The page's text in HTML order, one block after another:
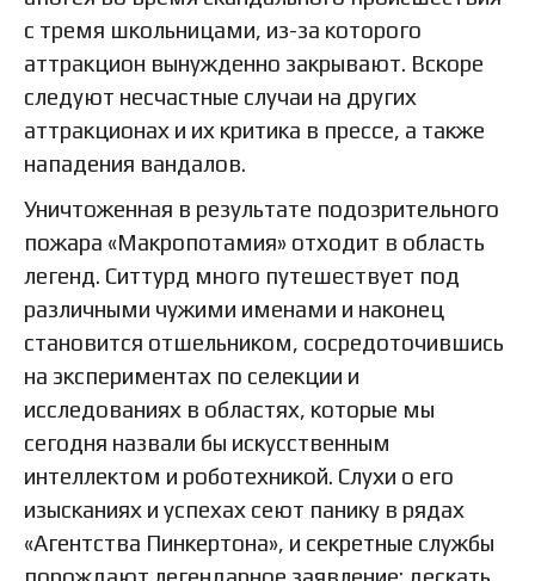
с тремя школьницами, из-за которого
аттракцион вынужденно закрывают. Вскоре
следуют несчастные случаи на других
аттракционах и их критика в прессе, а также
нападения вандалов.
Уничтоженная в результате подозрительного
пожара «Макропотамия» отходит в область
легенд. Ситтурд много путешествует под
различными чужими именами и наконец
становится отшельником, сосредоточившись
на экспериментах по селекции и
исследованиях в областях, которые мы
сегодня назвали бы искусственным
интеллектом и роботехникой. Слухи о его
изысканиях и успехах сеют панику в рядах
«Агентства Пинкертона», и секретные службы